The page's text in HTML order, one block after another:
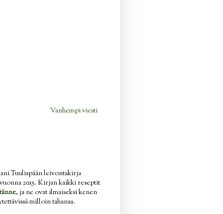
Vanhempi viesti
Tuulispään leivontakirja
2015. Kirjan kaikki reseptit
tänne, ja ne ovat ilmaiseksi kenen
milloin tahansa.